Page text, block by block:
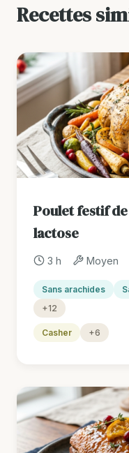
Recettes
Poulet festif
lactose
3 h Moyen
Sans arachides
+12
Casher +6